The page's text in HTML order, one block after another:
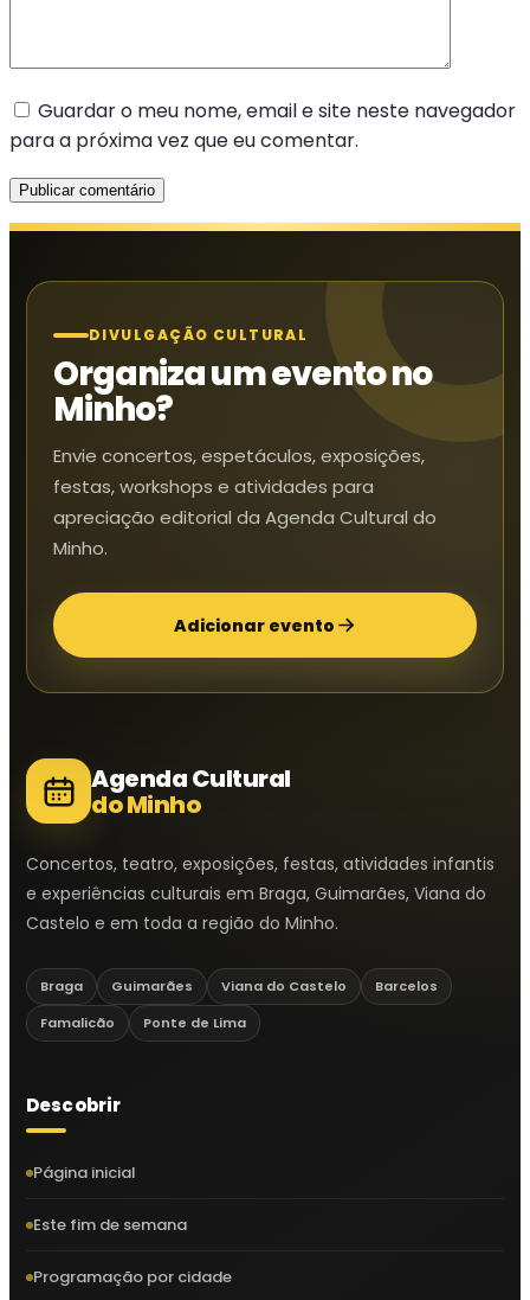
Guardar o meu nome, email e site neste navegador
para a próxima vez que eu comentar.
DIVULGAÇÃO CULTURAL
Organiza um evento no
Minho?
Envie concertos, espetáculos, exposições,
festas, workshops e atividades para
apreciação editorial da Agenda Cultural do
Minho.
Adicionar evento
Agenda Cultural
do Minho
Concertos, teatro, exposições, festas, atividades infantis
e experiências culturais em Braga, Guimarães, Viana do
Castelo e em toda a região do Minho.
Braga Guimarães Viana do Castelo
Barcelos
Famalicão
Ponte de Lima
Descobrir
Página inicial
Este fim de semana
Programação por cidade